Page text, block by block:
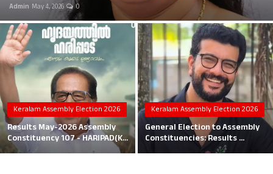
Business
Local News
Earn Money
Tutorials
Malayalam
Admin May 4, 2026 0
Keralam Assembly Election 2026
Results May-2026 Assembly
Constituency 107 - HARIPAD(K...
Keralam Assembly Election 2026
General Election to Assembly
Constituencies: Results ...